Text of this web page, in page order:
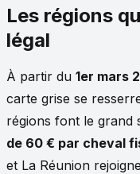
Les régions
légal
À partir du 1er mars
carte grise se
régions font le grand
de 60 € par cheval
et La Réunion